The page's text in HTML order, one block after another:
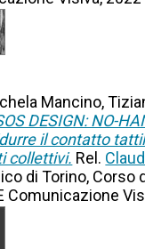
Mancino,
DESIGN: NO-
il contatto
collettivi. Rel.
di Torino, Corso
Comunicazione